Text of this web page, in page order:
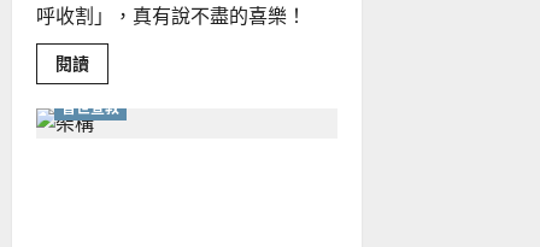
呼收割」，真有說不盡的喜樂！
閱讀Read
more
普
世
普世宣教